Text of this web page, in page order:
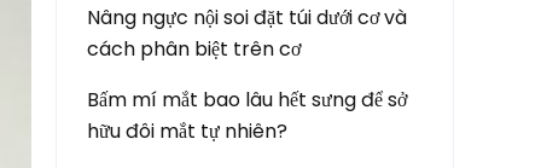
Nâng ngực nội soi đặt túi dưới cơ và
cách phân biệt trên cơ
Bấm mí mắt bao lâu hết sưng để sở
hữu đôi mắt tự nhiên?